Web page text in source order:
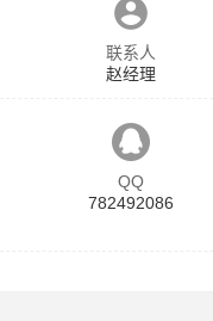
联系人
赵经理
QQ
782492086